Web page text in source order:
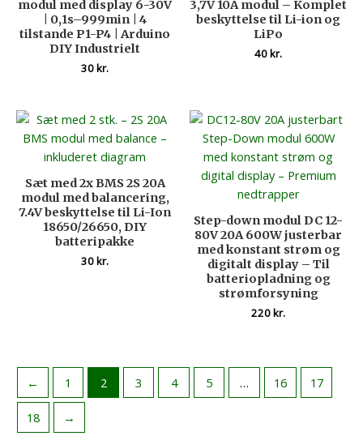
modul med display 6-30V
| 0,1s–999min | 4
tilstande P1-P4 | Arduino
DIY Industrielt
30kr.
3,7V 10A modul – Komplet
beskyttelse til Li-ion og
LiPo
40kr.
Sæt med 2x BMS 2S 20A
modul med balancering,
7.4V beskyttelse til Li-Ion
18650/26650, DIY
batteripakke
30kr.
Step-down modul DC 12-
80V 20A 600W justerbar
med konstant strøm og
digitalt display – Til
batteriopladning og
strømforsyning
220kr.
← 1 2 3 4 5 … 16 17
18 →